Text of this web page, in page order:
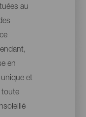
au
en
et
toute